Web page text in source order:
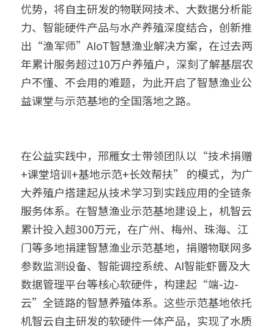
优势，将自主研发的物联网技术、大数据分析能
力、智能硬件产品与水产养殖深度结合，创新推
出“渔军师”AIoT智慧渔业解决方案，在过去两
年累计服务超过10万户养殖户，深刻了解基层农
户不懂、不会用的难题，为此开启了智慧渔业公
益课堂与示范基地的全国落地之路。
在公益实践中，邢雁女士带领团队以“技术捐赠
+课堂培训+基地示范+长效帮扶” 的模式，为广
大养殖户搭建起从技术学习到实践应用的全链条
服务体系。在智慧渔业示范基地建设上，机智云
累计投入超300万元，在广州、梅州、珠海、江
门等多地捐建智慧渔业示范基地，捐赠物联网多
参数监测设备、智能调控系统、AI智能虾罾及大
数据管理平台等核心软硬件，构建起“端-边-
云”全链路的智慧养殖体系。这些示范基地依托
机智云自主研发的软硬件一体产品，实现了水质